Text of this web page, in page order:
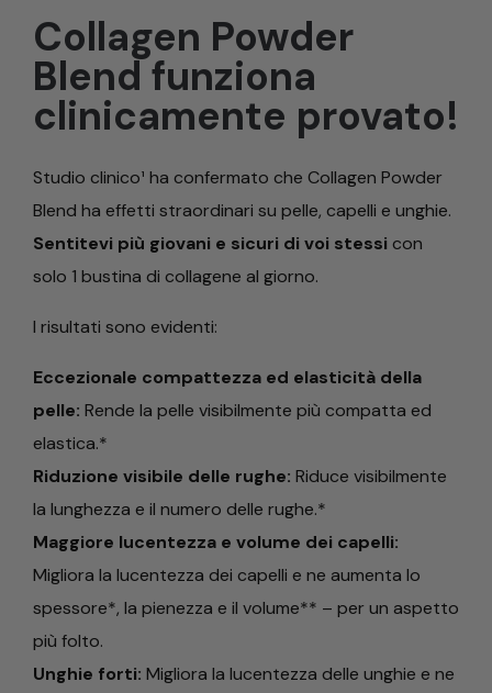
Collagen Powder
Blend funziona
clinicamente provato!
Studio clinico¹ ha confermato che Collagen Powder
Blend ha effetti straordinari su pelle, capelli e unghie.
Sentitevi più giovani e sicuri di voi stessi con
solo 1 bustina di collagene al giorno.
I risultati sono evidenti:
Eccezionale compattezza ed elasticità della
pelle: Rende la pelle visibilmente più compatta ed
elastica.*
Riduzione visibile delle rughe: Riduce visibilmente
la lunghezza e il numero delle rughe.*
Maggiore lucentezza e volume dei capelli:
Migliora la lucentezza dei capelli e ne aumenta lo
spessore*, la pienezza e il volume** – per un aspetto
più folto.
Unghie forti: Migliora la lucentezza delle unghie e ne